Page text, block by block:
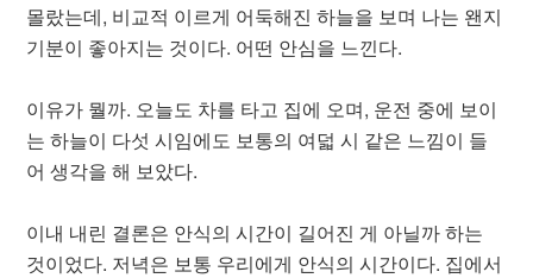
몰랐는데, 비교적 이르게 어둑해진 하늘을 보며 나는 왠지
기분이 좋아지는 것이다. 어떤 안심을 느낀다.
이유가 뭘까. 오늘도 차를 타고 집에 오며, 운전 중에 보이
는 하늘이 다섯 시임에도 보통의 여덟 시 같은 느낌이 들
어 생각을 해 보았다.
이내 내린 결론은 안식의 시간이 길어진 게 아닐까 하는
것이었다. 저녁은 보통 우리에게 안식의 시간이다. 집에서